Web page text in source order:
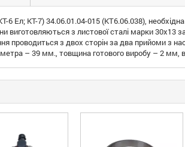
Ел; КТ-7) 34.06.01.04-015 (КТ6.06.038),
виготовляються з листової сталі марки
проводиться з двох сторін за два прийоми з
– 39 мм., товщина готового виробу – 2 мм,